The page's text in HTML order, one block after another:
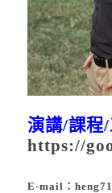
演講/課程/
https://
E-mail：